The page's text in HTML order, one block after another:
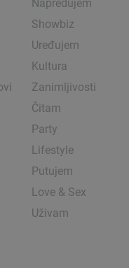
Napredujem
Showbiz
Uređujem
Kultura
Zanimljivosti
Čitam
Party
Lifestyle
Putujem
Love & Sex
Uživam